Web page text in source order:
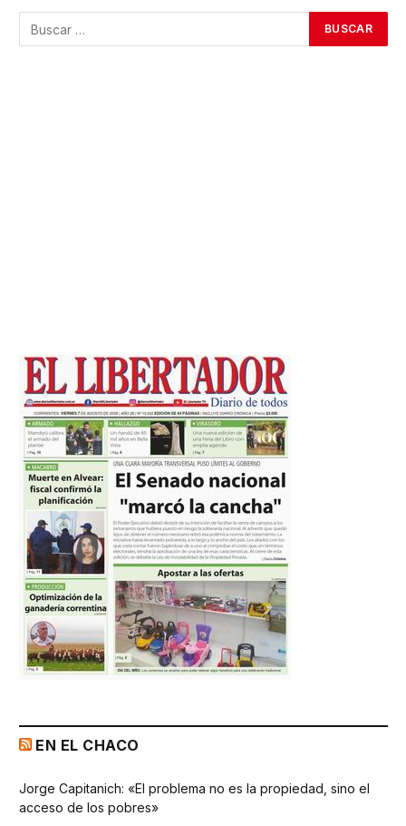
EN EL CHACO
Jorge Capitanich: «El problema no es la propiedad, sino el
acceso de los pobres»